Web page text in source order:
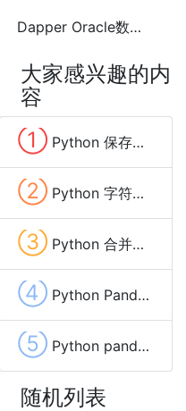
Dapper Oracle数据库 插入(INSERT)数据时参数指定为null的方法
大家感兴趣的内
容
① Python 保存数据到Excel文件的方法(pandas、xlwt、openpyxl、xlsxwriter)
② Python 字符串变量中去除换行(\n,\r)和空格等特殊字符的方法
③ Python 合并两个字典(Dictionary)中相同key的value的方法及示例代码
④ Python Pandas list(列表)数据列拆分成多行的方法
⑤ Python pandas 保存Excel自动调整列宽的方法及示例代码
随机列表